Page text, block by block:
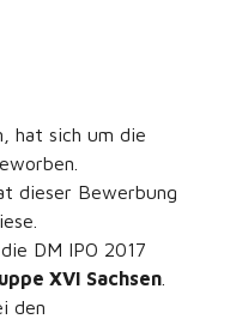
hat sich um die
dieser Bewerbung
DM IPO 2017
XVI Sachsen
den